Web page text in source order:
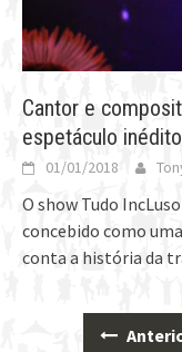
Cantor e
espetáculo
01/01/2018
O show Tudo
concebido como
conta a história da